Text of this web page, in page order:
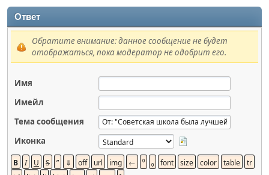
Ответ
Обратите внимание: данное сообщение не будет
отображаться, пока модератор не одобрит его.
Имя
Имейл
Тема сообщения
Иконка